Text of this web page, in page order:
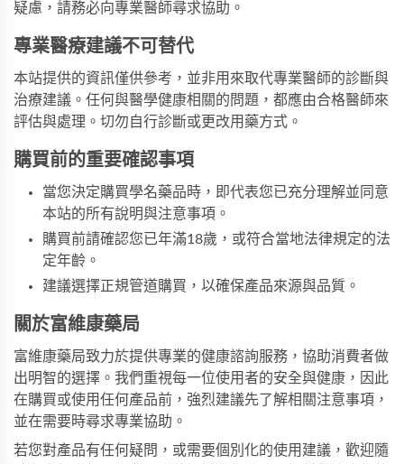
疑慮，請務必向專業醫師尋求協助。
專業醫療建議不可替代
本站提供的資訊僅供參考，並非用來取代專業醫師的診斷與
治療建議。任何與醫學健康相關的問題，都應由合格醫師來
評估與處理。切勿自行診斷或更改用藥方式。
購買前的重要確認事項
當您決定購買學名藥品時，即代表您已充分理解並同意
本站的所有說明與注意事項。
購買前請確認您已年滿18歲，或符合當地法律規定的法
定年齡。
建議選擇正規管道購買，以確保產品來源與品質。
關於富維康藥局
富維康藥局致力於提供專業的健康諮詢服務，協助消費者做
出明智的選擇。我們重視每一位使用者的安全與健康，因此
在購買或使用任何產品前，強烈建議先了解相關注意事項，
並在需要時尋求專業協助。
若您對產品有任何疑問，或需要個別化的使用建議，歡迎隨